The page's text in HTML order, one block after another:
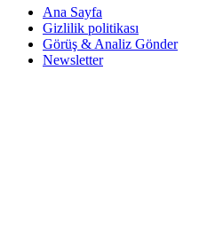
Ana Sayfa
Gizlilik politikası
Görüş & Analiz Gönder
Newsletter